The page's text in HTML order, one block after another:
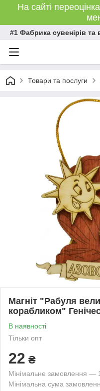
На сайті
#1 Фабрика сувенірів та
Товари та послуги
Магніт "Рабуля
корабликом"
В наявності
Тільки опт
22 ₴
Мінімальне замовлення —
Мінімальна сума